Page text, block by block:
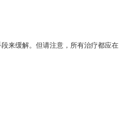
来缓解。但请注意，所有治疗都应在